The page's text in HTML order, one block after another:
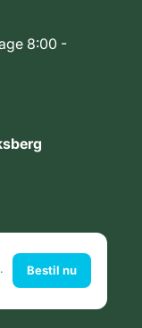
8:00 -
Bestil nu